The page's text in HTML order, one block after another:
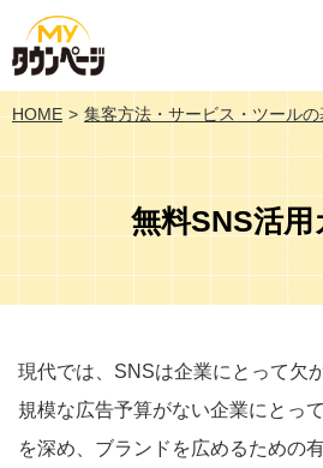
HOME 集客方法・サービス・ツール
無料SNS活用
現代では、SNSは企業にとって欠
規模な広告予算がない企業にとっ
を深め、ブランドを広めるための